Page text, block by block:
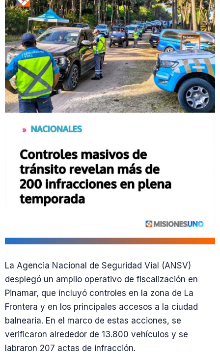
La Agencia Nacional de Seguridad Vial (ANSV)
desplegó un amplio operativo de fiscalización en
Pinamar, que incluyó controles en la zona de La
Frontera y en los principales accesos a la ciudad
balnearia. En el marco de estas acciones, se
verificaron alrededor de 13.800 vehículos y se
labraron 207 actas de infracción.